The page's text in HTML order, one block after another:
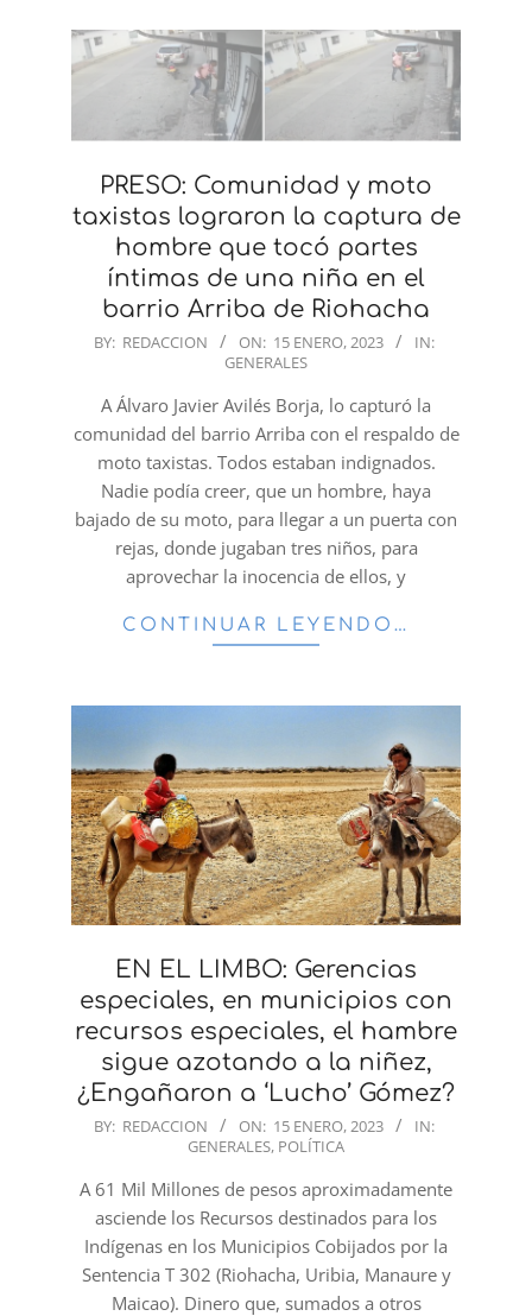
PRESO: Comunidad y moto
taxistas lograron la captura de
hombre que tocó partes
íntimas de una niña en el
barrio Arriba de Riohacha
2023-
BY: REDACCION ON: 15 ENERO, 2023
IN:
GENERALES
A Álvaro Javier Avilés Borja, lo capturó la
comunidad del barrio Arriba con el respaldo de
moto taxistas. Todos estaban indignados.
Nadie podía creer, que un hombre, haya
bajado de su moto, para llegar a un puerta con
rejas, donde jugaban tres niños, para
aprovechar la inocencia de ellos, y
CONTINUAR LEYENDO…
EN EL LIMBO: Gerencias
especiales, en municipios con
recursos especiales, el hambre
sigue azotando a la niñez,
¿Engañaron a ‘Lucho’ Gómez?
2023-
15
BY: REDACCION ON: 15 ENERO, 2023
IN:
GENERALES, POLÍTICA
A 61 Mil Millones de pesos aproximadamente
asciende los Recursos destinados para los
Indígenas en los Municipios Cobijados por la
Sentencia T 302 (Riohacha, Uribia, Manaure y
Maicao). Dinero que, sumados a otros